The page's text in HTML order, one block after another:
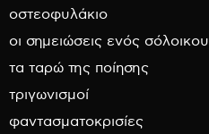
οστεοφυλάκιο
οι σημειώσεις ενός σόλοικου
τα ταρώ της ποίησης
τριγωνισμοί
φαντασματοκρισίες